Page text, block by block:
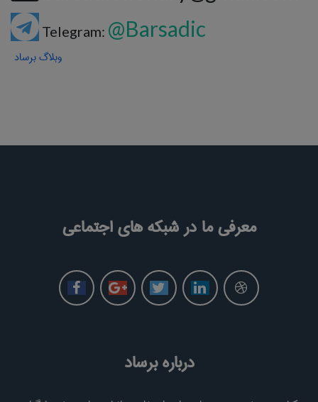
Telegram: @Barsadic
وبلاگ برساد
معرفی ما در شبکه های اجتماعی
درباره برساد